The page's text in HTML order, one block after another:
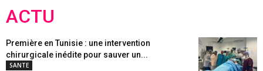
ACTU
Première en Tunisie : une intervention
chirurgicale inédite pour sauver un...
SANTE